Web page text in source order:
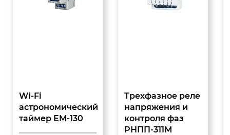
Wi-Fi
астрономический
таймер EM-130
Трехфазное реле
напряжения и
контроля фаз
РНПП-311М